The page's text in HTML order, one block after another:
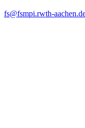
fs@fsmpi.rwth-